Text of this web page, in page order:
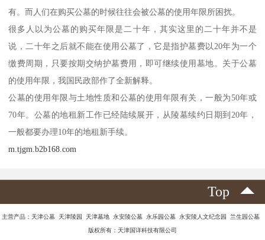
有。而人们在购买公墓的时候往往会被公墓的使用年限所困扰。
很多人以为公墓的购买年限是二十年，其实这里的二十年并不是
说，二十年之后就不能在使用公墓了，它是指护墓费以20年为一个
缴费周期，只要按期交纳护墓费用，即可继续使用墓地。关于公墓
的使用年限，我国民政部作了全新解释。
公墓的使用年限与土地性质和公墓的使用年限有关，一般为50年或
70年。公墓的地租新工作已经陆续展开，从陵墓续约日期到20年，
一般都要办理10年的地租新手续。
m.tjgm.b2b168.com
Top
主营产品：天津公墓 天津陵园 天津墓地 永安陵公墓 永乐园公墓 永安陵人文纪念园 兰生园公墓
版权所有：天津国详科技有限公司